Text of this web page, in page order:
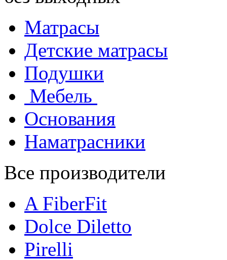
Матрасы
Детские матрасы
Подушки
Мебель
Основания
Наматрасники
Все производители
A FiberFit
Dolce Diletto
Pirelli